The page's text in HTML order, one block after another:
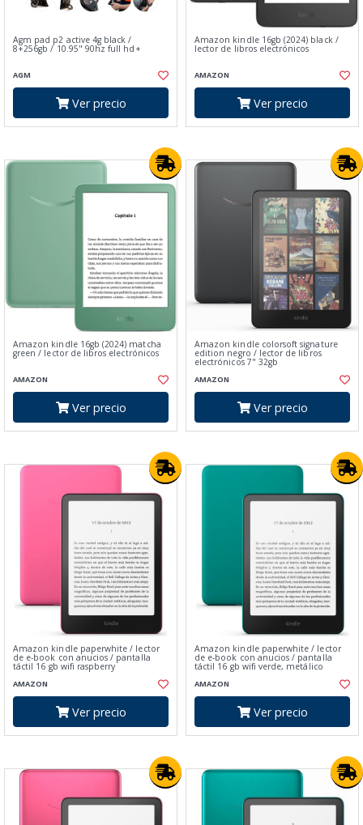
Agm pad p2 active 4g black /
8+256gb / 10.95" 90hz full hd+
AGM
Ver precio
Amazon kindle 16gb (2024) black /
lector de libros electrónicos
AMAZON
Ver precio
Amazon kindle 16gb (2024) matcha
green / lector de libros electrónicos
AMAZON
Ver precio
Amazon kindle colorsoft signature
edition negro / lector de libros
electrónicos 7" 32gb
AMAZON
Ver precio
Amazon kindle paperwhite / lector
de e-book con anucios / pantalla
táctil 16 gb wifi raspberry
AMAZON
Ver precio
Amazon kindle paperwhite / lector
de e-book con anucios / pantalla
táctil 16 gb wifi verde, metálico
AMAZON
Ver precio